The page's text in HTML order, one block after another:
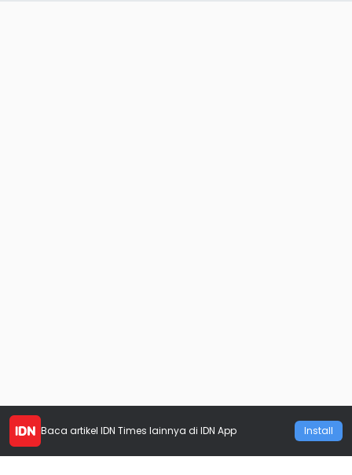
Baca artikel IDN Times lainnya di IDN App Install